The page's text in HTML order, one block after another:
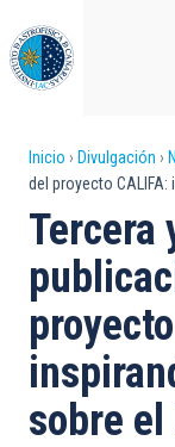
al
contenido
principal
enlaces
de
ayuda
a
la
Inicio Divulgación
del proyecto
Tercera
sobre